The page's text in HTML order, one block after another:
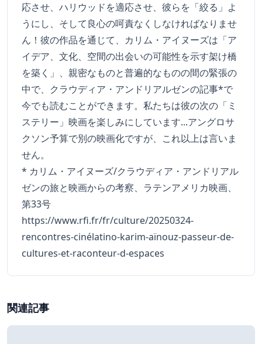
応させ、ハリウッドを適応させ、彼らを「絞る」よ
うにし、そして良心の呵責なくしなければなりませ
ん！彼の作品を通じて、カリム・アイヌーズは「ア
イデア、文化、空間の出会いの可能性を示す架け橋
を築く」、親密なものと普遍的なものの間の緊張の
中で、クラウディア・アンドリアルゼンの記事*で
今でも読むことができます。私たちは彼の次の「ミ
ステリー」映画を楽しみにしています...アングロサ
クソン予算で別の映画化ですが、これ以上は言いま
せん。
* カリム・アイヌーズ/クラウディア・アンドリアル
ゼンの旅と映画からの考察、ラテンアメリカ映画、
第33号
https://www.rfi.fr/fr/culture/20250324-
rencontres-cinélatino-karim-aïnouz-passeur-de-
cultures-et-raconteur-d-espaces
関連記事